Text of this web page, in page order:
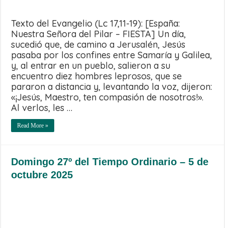
Texto del Evangelio (Lc 17,11-19): [España:
Nuestra Señora del Pilar – FIESTA] Un día,
sucedió que, de camino a Jerusalén, Jesús
pasaba por los confines entre Samaría y Galilea,
y, al entrar en un pueblo, salieron a su
encuentro diez hombres leprosos, que se
pararon a distancia y, levantando la voz, dijeron:
«¡Jesús, Maestro, ten compasión de nosotros!».
Al verlos, les …
Read More »
Domingo 27º del Tiempo Ordinario – 5 de
octubre 2025